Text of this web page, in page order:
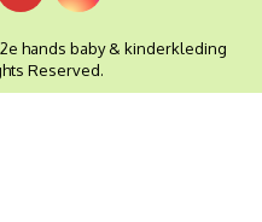
hands baby & kinderkleding
Reserved.